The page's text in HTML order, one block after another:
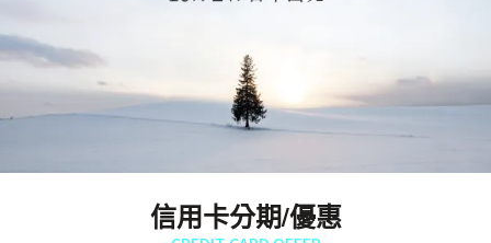
信用卡分期/優惠